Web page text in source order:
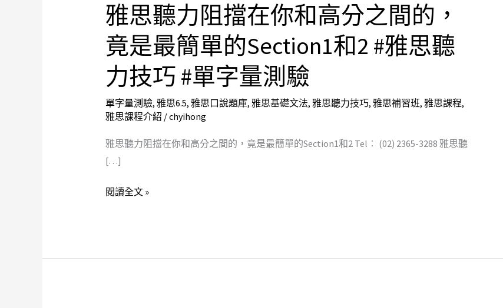
雅思聽力阻擋在你和高分之間的，
竟是最簡單的Section1和2 #雅思聽
力技巧 #單字量測驗
單字量測驗, 雅思6.5, 雅思口說題庫, 雅思基礎文法, 雅思聽力技巧, 雅思補習班, 雅思課程,
雅思課程介紹 /chyihong
雅思聽力阻擋在你和高分之間的，竟是最簡單的Section1和2 Tel︰ (02) 2365-3288 雅思聽
[…]
雅
思
聽
力
阻
在
和
高
之
閱讀全文 »